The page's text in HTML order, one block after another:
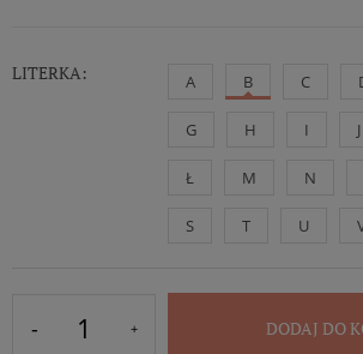
LITERKA: A B C
G H I J
Ł M N
S T U
DODAJ DO